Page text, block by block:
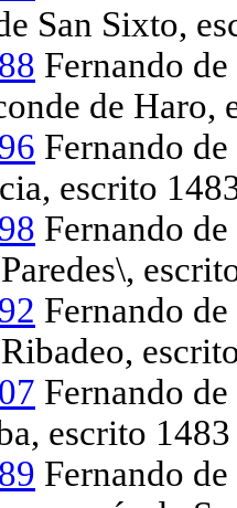
San Sixto,
Fernando
de Haro,
Fernando
escrito
Fernando
Fernando
Fernando
escrito
Fernando